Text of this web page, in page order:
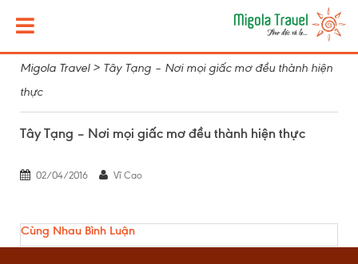
Migola Travel> Tây Tạng – Nơi mọi giấc mơ đều thành hiện
thực
Tây Tạng – Nơi mọi giấc mơ đều thành hiện thực
02/04/2016 Vĩ Cao
Cùng Nhau Bình Luận